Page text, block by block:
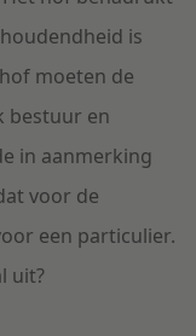
is
moeten de
bestuur en
in aanmerking
voor de
een particulier.
uit?